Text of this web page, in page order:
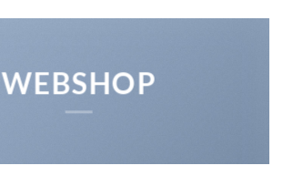
WEBSHOP